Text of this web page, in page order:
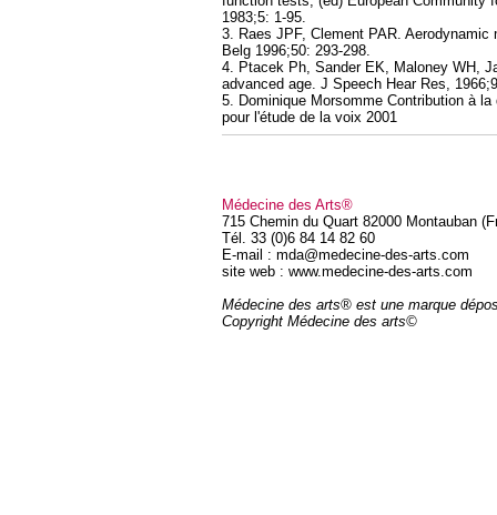
1983;5: 1-95.
3. Raes JPF, Clement PAR.
Belg 1996;50: 293-298.
4. Ptacek Ph, Sander EK, Maloney WH,
advanced age. J Speech Hear Res,
5. Dominique Morsomme Contribution à
pour l'étude de la voix 2001
Médecine des Arts®
715 Chemin du Quart 82000 Montauban
Tél. 33 (0)6 84 14 82 60
E-mail : mda@medecine-des-arts.com
site web : www.medecine-des-arts.com
Médecine des arts® est une marque
Copyright Médecine des arts©